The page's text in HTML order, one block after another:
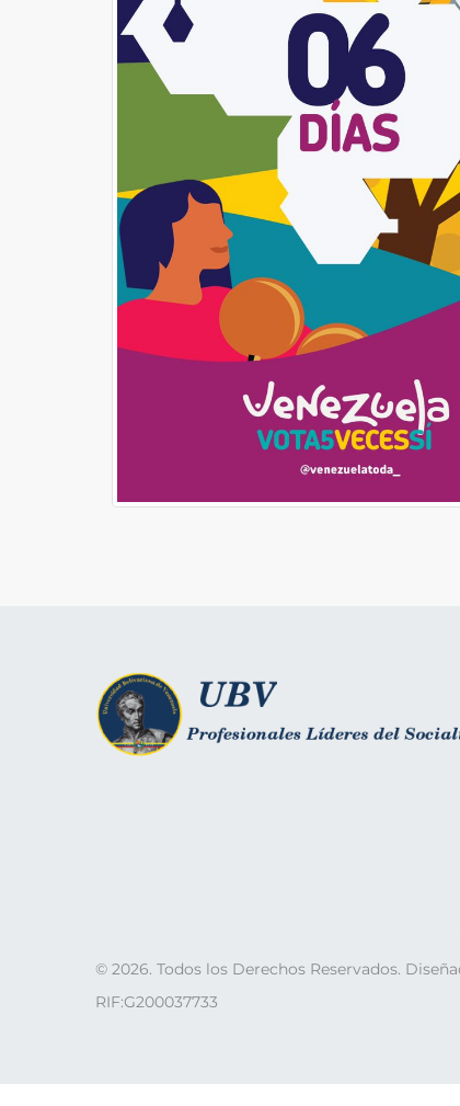
© 2026. Todos los Derechos Reservados.
RIF:G200037733